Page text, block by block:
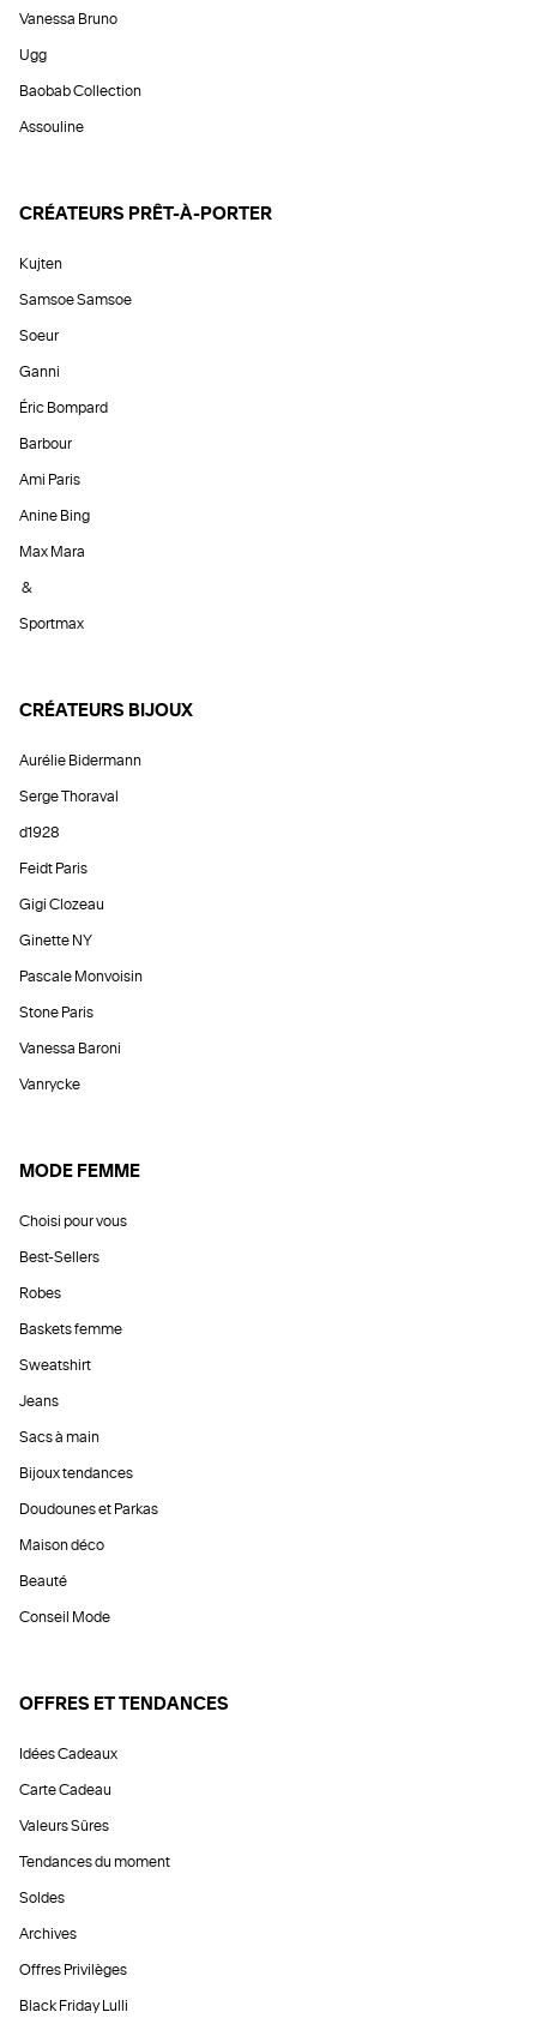
Vanessa Bruno
Ugg
Baobab Collection
Assouline
CRÉATEURS PRÊT-À-PORTER
Kujten
Samsoe Samsoe
Soeur
Ganni
Éric Bompard
Barbour
Ami Paris
Anine Bing
Max Mara
&
Sportmax
CRÉATEURS BIJOUX
Aurélie Bidermann
Serge Thoraval
d1928
Feidt Paris
Gigi Clozeau
Ginette NY
Pascale Monvoisin
Stone Paris
Vanessa Baroni
Vanrycke
MODE FEMME
Choisi pour vous
Best-Sellers
Robes
Baskets femme
Sweatshirt
Jeans
Sacs à main
Bijoux tendances
Doudounes et Parkas
Maison déco
Beauté
Conseil Mode
OFFRES ET TENDANCES
Idées Cadeaux
Carte Cadeau
Valeurs Sûres
Tendances du moment
Soldes
Archives
Offres Privilèges
Black Friday Lulli